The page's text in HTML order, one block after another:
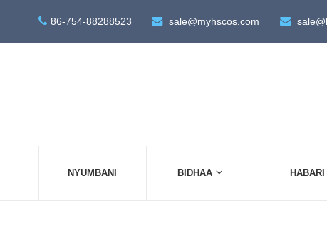
86-754-88288523 sale@myhscos.com
NYUMBANI BIDHAA HABARI